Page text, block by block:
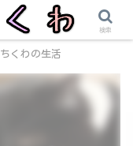
ちくわの生活
検索